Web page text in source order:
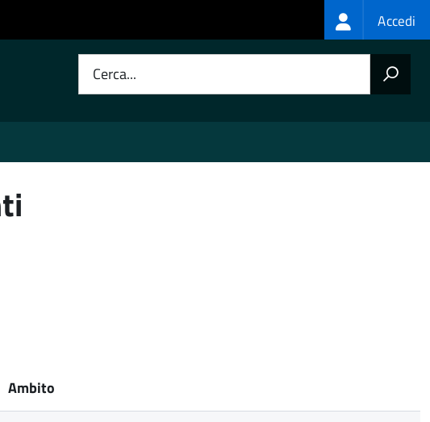
Login
menu
Accedi
Cerca...
Ambito